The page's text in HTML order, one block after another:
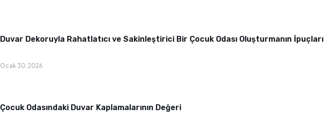
Duvar Dekoruyla Rahatlatıcı ve Sakinleştirici Bir Çocuk Odası Oluşturmanın İpuçları
Ocak 30, 2026
Çocuk Odasındaki Duvar Kaplamalarının Değeri